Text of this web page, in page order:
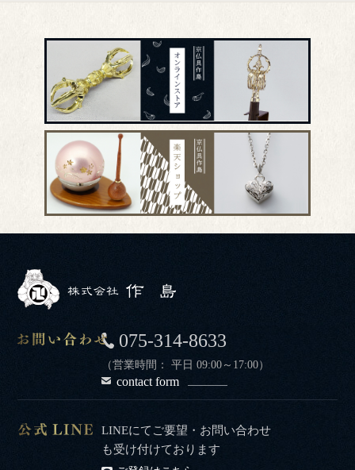
075-314-8633
（営業時間： 平日 09:00～17:00）
contact form
LINEにてご要望・お問い合わせ
も受け付けております